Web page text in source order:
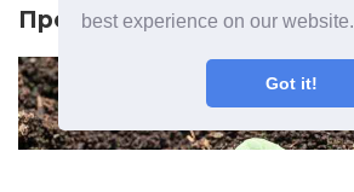
best experience on our website.
Got it!
Предыдущая статья